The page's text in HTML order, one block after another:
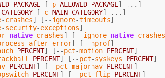
[-p ALLOWED_PACKAGE]
...]
[-c MAIN_CATEGORY]
...]
-crashes] [--ignore-timeouts]
-security-exceptions]
-native-crashes] [--ignore-native-crashes
-after-error] [-- hprof]
PERCENT] [--pct-motion PERCENT]
PERCENT] [--pct-syskeys PERCENT]
PERCENT] [--pct-majornav PERCENT]
PERCENT] [--pct-flip PERCENT]